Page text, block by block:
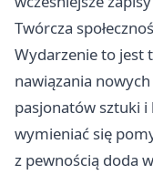
Twórcza
Wydarzenie to jest
nawiązania
pasjonatów sztuki
wymieniać się
z pewnością doda